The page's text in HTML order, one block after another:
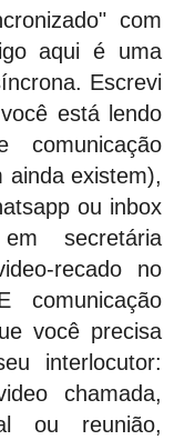
com
aqui é uma
Escrevi
está lendo
comunicação
existem),
ou inbox
secretária
recado no
você precisa
interlocutor:
chamada,
ou reunião,